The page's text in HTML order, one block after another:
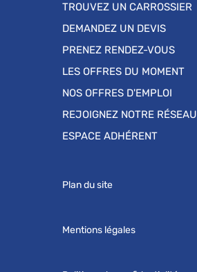
TROUVEZ UN CARROSSIER
DEMANDEZ UN DEVIS
PRENEZ RENDEZ-VOUS
LES OFFRES DU MOMENT
NOS OFFRES D'EMPLOI
REJOIGNEZ NOTRE RÉSEAU
ESPACE ADHÉRENT
Plan du site
Mentions légales